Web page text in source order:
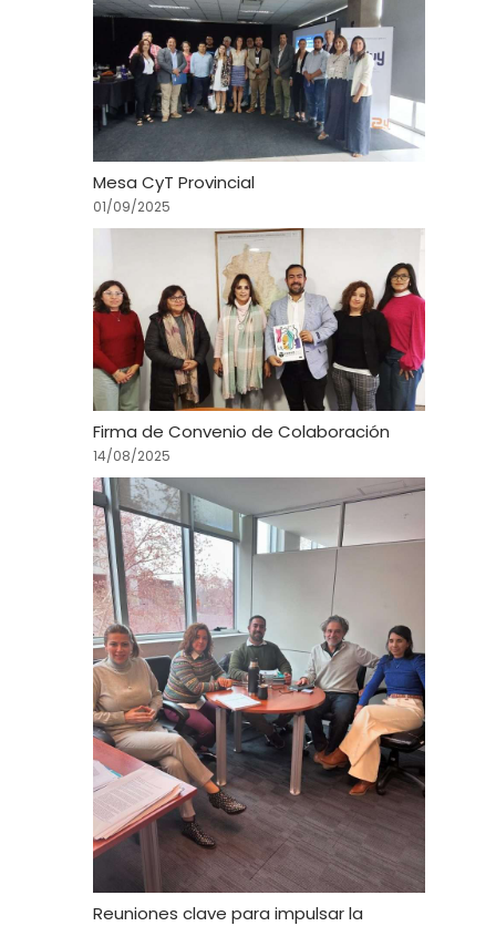
Mesa CyT Provincial
01/09/2025
Firma de Convenio de Colaboración
14/08/2025
Reuniones clave para impulsar la